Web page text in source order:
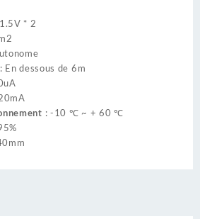
* 2
: En dessous de 6m
: -10 ℃ ~ + 60 ℃